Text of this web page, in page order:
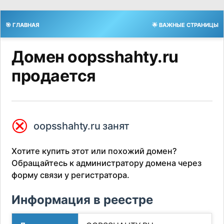
🎯 ГЛАВНАЯ 🌟 ВАЖНЫЕ СТРАНИЦЫ
Домен oopsshahty.ru
продается
⮿ oopsshahty.ru занят
Хотите купить этот или похожий домен?
Обращайтесь к администратору домена через
форму связи у регистратора.
Информация в реестре